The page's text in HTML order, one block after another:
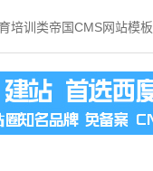
培训类帝国CMS网站模板